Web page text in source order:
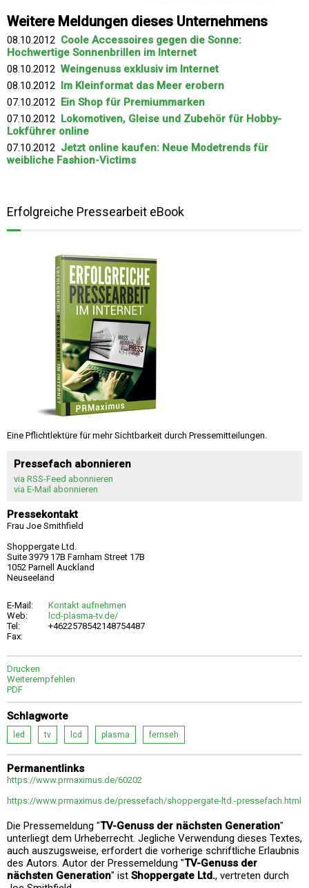
Weitere Meldungen dieses Unternehmens
08.10.2012 Coole Accessoires gegen die Sonne:
Hochwertige Sonnenbrillen im Internet
08.10.2012 Weingenuss exklusiv im Internet
08.10.2012 Im Kleinformat das Meer erobern
07.10.2012 Ein Shop für Premiummarken
07.10.2012 Lokomotiven, Gleise und Zubehör für Hobby-
Lokführer online
07.10.2012 Jetzt online kaufen: Neue Modetrends für
weibliche Fashion-Victims
Erfolgreiche Pressearbeit eBook
Eine Pflichtlektüre für mehr Sichtbarkeit durch Pressemitteilungen.
Pressefach abonnieren
via RSS-Feed abonnieren
via E-Mail abonnieren
Pressekontakt
Frau Joe Smithfield
Shoppergate Ltd.
Suite 3979 17B Farnham Street 17B
1052 Parnell Auckland
Neuseeland
E-Mail:
Kontakt aufnehmen
Web:
lcd-plasma-tv.de/
Tel:
+4622578542148754487
Fax:
Drucken
Weiterempfehlen
PDF
Schlagworte
led tv lcd plasma fernseh
Permanentlinks
https://www.prmaximus.de/60202
https://www.prmaximus.de/pressefach/shoppergate-ltd.-pressefach.html
Die Pressemeldung "TV-Genuss der nächsten Generation"
unterliegt dem Urheberrecht. Jegliche Verwendung dieses Textes,
auch auszugsweise, erfordert die vorherige schriftliche Erlaubnis
des Autors. Autor der Pressemeldung "TV-Genuss der
nächsten Generation" ist Shoppergate Ltd., vertreten durch